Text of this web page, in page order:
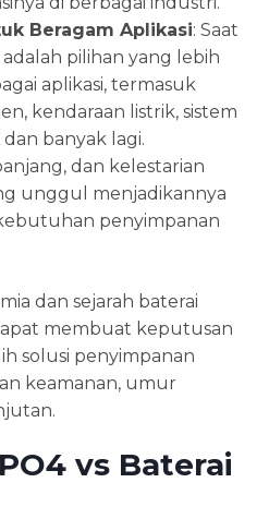
Beragam Aplikasi: Saat
adalah pilihan yang lebih
aplikasi, termasuk
kendaraan listrik, sistem
banyak lagi.
dan kelestarian
unggul menjadikannya
penyimpanan
dan sejarah baterai
membuat keputusan
solusi penyimpanan
keamanan, umur
vs Baterai